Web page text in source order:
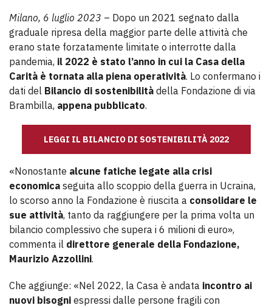
Milano, 6 luglio 2023 – Dopo un 2021 segnato dalla
graduale ripresa della maggior parte delle attività che
erano state forzatamente limitate o interrotte dalla
pandemia, il 2022 è stato l’anno in cui la Casa della
Carità è tornata alla piena operatività. Lo confermano i
dati del Bilancio di sostenibilità della Fondazione di via
Brambilla, appena pubblicato.
LEGGI IL BILANCIO DI SOSTENIBILITÀ 2022
«Nonostante alcune fatiche legate alla crisi
economica seguita allo scoppio della guerra in Ucraina,
lo scorso anno la Fondazione è riuscita a consolidare le
sue attività, tanto da raggiungere per la prima volta un
bilancio complessivo che supera i 6 milioni di euro»,
commenta il direttore generale della Fondazione,
Maurizio Azzollini.
Che aggiunge: «Nel 2022, la Casa è andata incontro ai
nuovi bisogni espressi dalle persone fragili con